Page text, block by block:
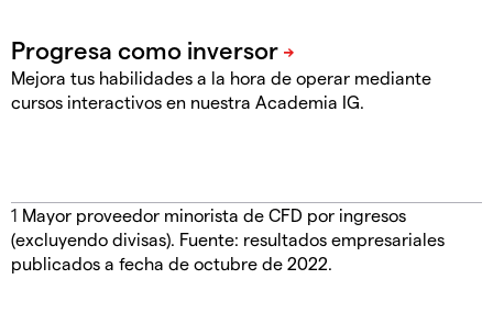
Mejora tus habilidades a la hora de operar mediante
cursos interactivos en nuestra Academia IG.
1 Mayor proveedor minorista de CFD por ingresos
(excluyendo divisas). Fuente: resultados empresariales
publicados a fecha de octubre de 2022.